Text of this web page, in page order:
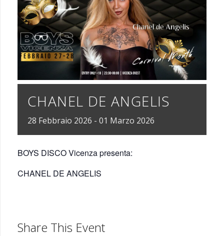
CHANEL DE ANGELIS
28 Febbraio 2026 - 01 Marzo 2026
BOYS DISCO Vicenza presenta:
CHANEL DE ANGELIS
Share This Event